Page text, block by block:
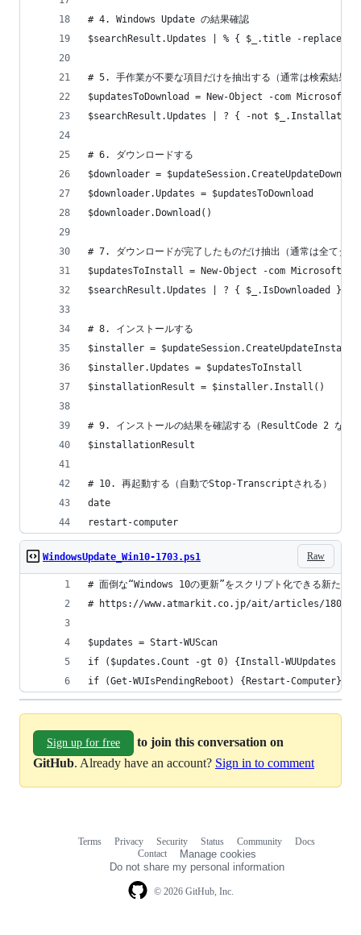
# 4. Windows Update の結果確認
$searchResult.Updates | % { $_.title -replace
# 5. 手作業が不要な項目だけを抽出する（通常は検索結果す
$updatesToDownload = New-Object -com
$searchResult.Updates | ? { -not
# 6. ダウンロードする
$downloader =
$downloader.Updates = $updatesToDownload
$downloader.Download()
# 7. ダウンロードが完了したものだけ抽出（通常は全てダウ
$updatesToInstall = New-Object -com
$searchResult.Updates | ? { $_.IsDownloaded }
# 8. インストールする
$installer =
$installer.Updates = $updatesToInstall
$installationResult = $installer.Install()
# 9. インストールの結果を確認する（ResultCode 2 なら成
$installationResult
# 10. 再起動する（自動でStop-Transcriptされる）
date
restart-computer
Raw
WindowsUpdate_Win10-1703.ps1
# 面倒な“Windows 10の更新”をスクリプト化できる新た
# https://www.atmarkit.co.jp/ait/articles/1808/
$updates = Start-WUScan
if ($updates.Count -gt 0) {Install-WUUpdates -
if (Get-WUIsPendingReboot) {Restart-Computer}
Sign up for free
to join this conversation on
GitHub. Already have an account? Sign in to comment
© 2026 GitHub, Inc.
Terms Privacy Security Status Community
Docs
Contact
Manage cookies
Do not share my personal information